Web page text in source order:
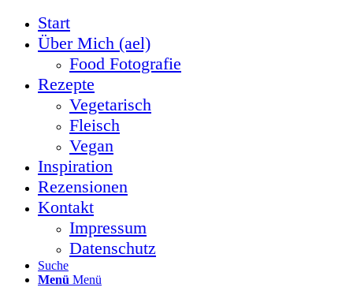
Start
Über Mich (ael)
Food Fotografie
Rezepte
Vegetarisch
Fleisch
Vegan
Inspiration
Rezensionen
Kontakt
Impressum
Datenschutz
Suche
Menü Menü